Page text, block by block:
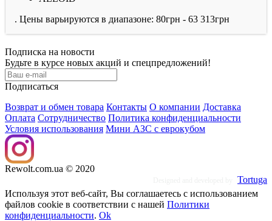
. Цены варьируются в диапазоне: 80грн - 63 313грн
Подписка на новости
Будьте в курсе новых акций и спецпредложений!
Подписаться
Возврат и обмен товара Контакты O компании Доставка
Оплата Сотрудничество Политика конфиденциальности
Условия использования Мини АЗС с еврокубом
Rewolt.com.ua © 2020
Tortuga
Используя этот веб-сайт, Вы соглашаетесь с использованием
файлов cookie в соответствии с нашей Политики
конфиденциальности. Ok